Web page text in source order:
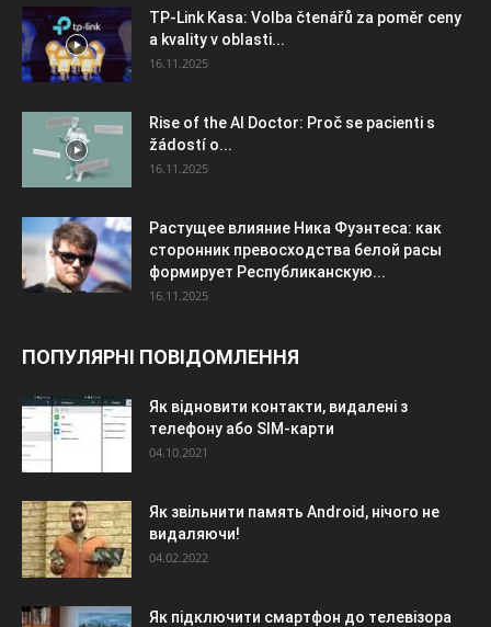
TP-Link Kasa: Volba čtenářů za poměr ceny
a kvality v oblasti...
16.11.2025
Rise of the AI Doctor: Proč se pacienti s
žádostí o...
16.11.2025
Растущее влияние Ника Фуэнтеса: как
сторонник превосходства белой расы
формирует Республиканскую...
16.11.2025
ПОПУЛЯРНІ ПОВІДОМЛЕННЯ
Як відновити контакти, видалені з
телефону або SIM-карти
04.10.2021
Як звільнити память Android, нічого не
видаляючи!
04.02.2022
Як підключити смартфон до телевізора